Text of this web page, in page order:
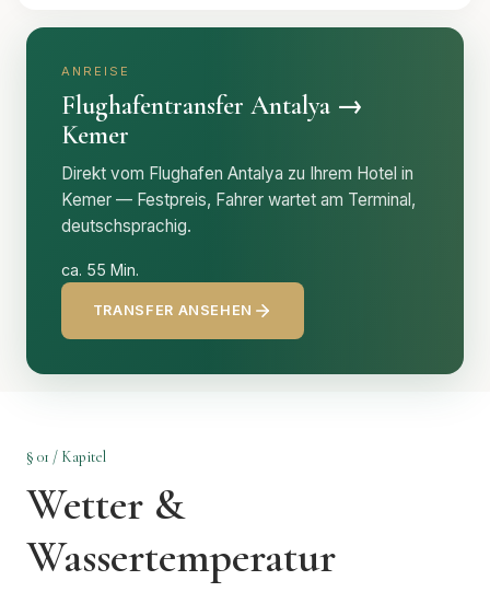
ANREISE
Flughafentransfer Antalya →
Kemer
Direkt vom Flughafen Antalya zu Ihrem Hotel in
Kemer — Festpreis, Fahrer wartet am Terminal,
deutschsprachig.
ca. 55 Min.
TRANSFER ANSEHEN
§ 01 / Kapitel
Wetter &
Wassertemperatur